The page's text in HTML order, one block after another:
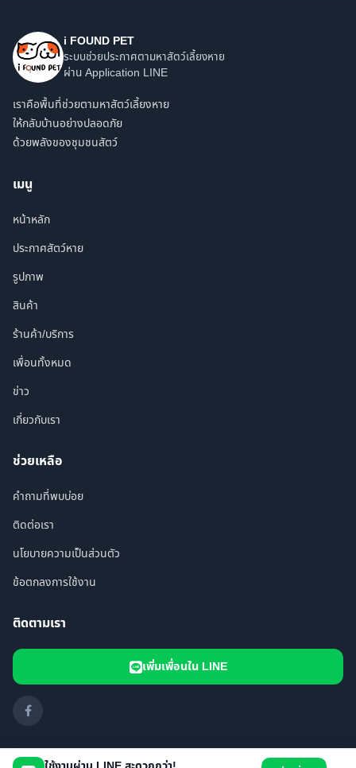
i FOUND PET
ระบบช่วยประกาศตามหาสัตว์เลี้ยงหาย
ผ่าน Application LINE
เราคือพื้นที่ช่วยตามหาสัตว์เลี้ยงหาย
ให้กลับบ้านอย่างปลอดภัย
ด้วยพลังของชุมชนสัตว์
เมนู
หน้าหลัก
ประกาศสัตว์หาย
รูปภาพ
สินค้า
ร้านค้า/บริการ
เพื่อนทั้งหมด
ข่าว
เกี่ยวกับเรา
ช่วยเหลือ
คำถามที่พบบ่อย
ติดต่อเรา
นโยบายความเป็นส่วนตัว
ข้อตกลงการใช้งาน
ติดตามเรา
เพิ่มเพื่อนใน LINE